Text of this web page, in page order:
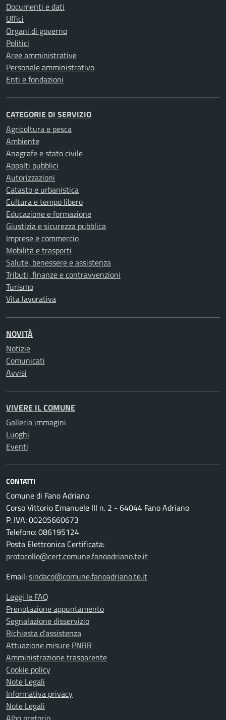
Documenti e dati
Uffici
Organi di governo
Politici
Aree amministrative
Personale amministrativo
Enti e fondazioni
CATEGORIE DI SERVIZIO
Agricoltura e pesca
Ambiente
Anagrafe e stato civile
Appalti pubblici
Autorizzazioni
Catasto e urbanistica
Cultura e tempo libero
Educazione e formazione
Giustizia e sicurezza pubblica
Imprese e commercio
Mobilità e trasporti
Salute, benessere e assistenza
Tributi, finanze e contravvenzioni
Turismo
Vita lavorativa
NOVITÀ
Notizie
Comunicati
Avvisi
VIVERE IL COMUNE
Galleria immagini
Luoghi
Eventi
CONTATTI
Comune di Fano Adriano
Corso Vittorio Emanuele III n. 2 - 64044 Fano Adriano
P. IVA: 00205660673
Telefono: 086195124
Posta Elettronica Certificata:
protocollo@cert.comune.fanoadriano.te.it
Email:sindaco@comune.fanoadriano.te.it
Leggi le FAQ
Prenotazione appuntamento
Segnalazione disservizio
Richiesta d'assistenza
Attuazione misure PNRR
Amministrazione trasparente
Cookie policy
Note Legali
Informativa privacy
Note Legali